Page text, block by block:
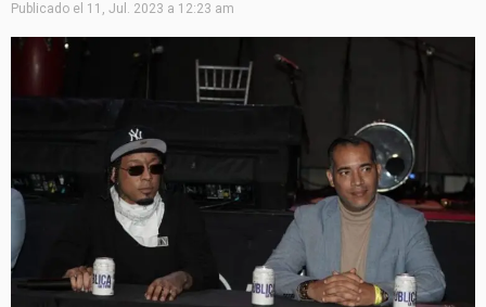
Publicado el 11, Jul. 2023 a 12:23 am